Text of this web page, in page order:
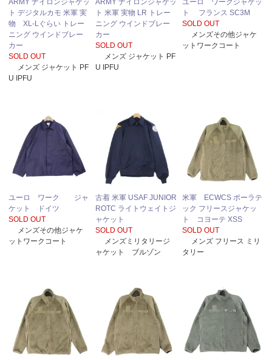
ARMY ナイロンジャケッ
ト デジタルカモ 米軍 実
物 XL-Lぐらい トレー
ニング ウインドブレー
カー
SOLD OUT
メンズ ジャケット PF
U IPFU
ARMY ナイロンジャケッ
ト 米軍 実物 LR トレー
ニング ウインドブレー
カー
SOLD OUT
メンズ ジャケット PF
U IPFU
ユーロ ワークジャケッ
ト フランス SC3M
SOLD OUT
メンズその他ジャケ
ットワークコート
ユーロ ワーク ジャ
ケット ドイツ
SOLD OUT
メンズその他ジャケ
ットワークコート
古着 米軍 USAF JUNIOR
ROTC ライトウェイトジ
ャケット
SOLD OUT
メンズミリタリージ
ャケット ブルゾン
米軍 ECWCS ポーラテ
ック フリースジャケッ
ト コヨーテ XSS
SOLD OUT
メンズ フリース ミリ
タリー